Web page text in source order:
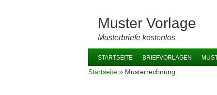
Muster Vorlage
Musterbriefe kostenlos
STARTSEITE BRIEFVORLAGEN
Startseite » Musterrechnung